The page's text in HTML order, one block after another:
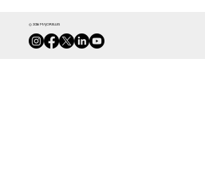
© 2026 MAJORELLES